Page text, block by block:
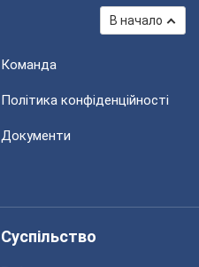
В начало
Команда
Політика конфіденційності
Документи
Суспільство